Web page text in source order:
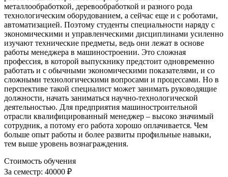
металлообработкой, деревообработкой и разного рода
технологическим оборудованием, а сейчас еще и с роботами,
автоматизацией. Поэтому студенты специальности наряду с
экономическими и управленческими дисциплинами усиленно
изучают технические предметы, ведь они лежат в основе
работы менеджера в машиностроении. Это сложная
профессия, в которой выпускнику предстоит одновременно
работать и с обычными экономическими показателями, и со
сложными технологическими вопросами и процессами. Но в
перспективе такой специалист может занимать руководящие
должности, начать заниматься научно-технологической
деятельностью. Для предприятия машиностроительной
отрасли квалифицированный менеджер – высоко значимый
сотрудник, а потому его работа хорошо оплачивается. Чем
больше опыт работы и более развиты профильные навыки,
тем выше уровень вознаграждения.
Стоимость обучения
За семестр: 40000 ₽